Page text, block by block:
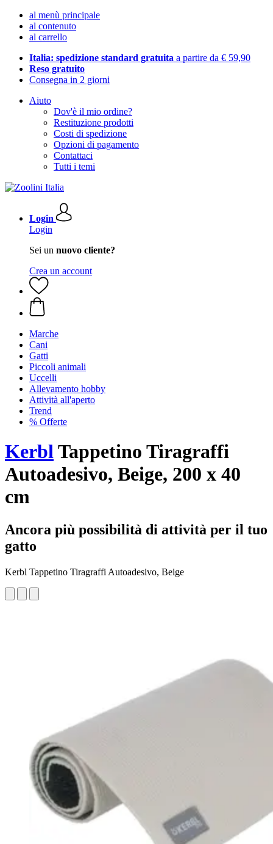
al menù principale
al contenuto
al carrello
Italia: spedizione standard gratuita a partire da € 59,90
Reso gratuito
Consegna in 2 giorni
Aiuto
Dov'è il mio ordine?
Restituzione prodotti
Costi di spedizione
Opzioni di pagamento
Contattaci
Tutti i temi
Login
Login
Sei un nuovo cliente?
Crea un account
Marche
Cani
Gatti
Piccoli animali
Uccelli
Allevamento hobby
Attività all'aperto
Trend
% Offerte
KerblTappetino Tiragraffi
Autoadesivo, Beige, 200 x 40
cm
Ancora più possibilità di attività per il tuo
gatto
Kerbl Tappetino Tiragraffi Autoadesivo, Beige